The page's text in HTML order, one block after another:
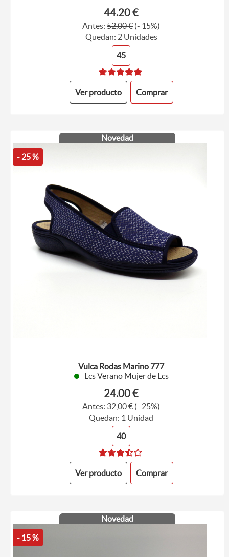
44.20 €
Antes:52,00 €(- 15%)
Quedan: 2 Unidades
45
Ver producto Comprar
Novedad
- 25 %
Vulca Rodas Marino 777
Lcs Verano Mujer de Lcs
24.00 €
Antes:32,00 €(- 25%)
Quedan: 1 Unidad
40
Ver producto Comprar
Novedad
- 15 %